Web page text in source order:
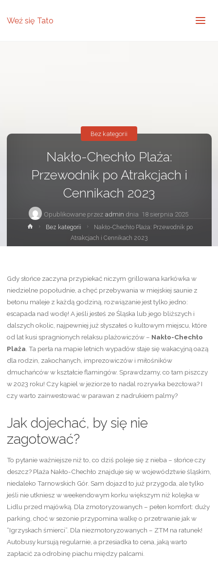
Weź się Tato
Nakło-Chechło Plaża:
Przewodnik po Atrakcjach i
Cennikach 2023
Opublikowane przez admin dnia 18 sierpnia 2025
Bez kategorii
StronaBez kategorii
Nakło-Chechło Plaża: Przewodnik po
Atrakcjach i Cennikach 2023
Gdy słońce zaczyna przypiekać niczym grillowana karkówka w
niedzielne popołudnie, a chęć przebywania w miejskiej saunie z
betonu maleje z każdą godziną, rozwiązanie jest tylko jedno:
escapada nad wodę! A jeśli jesteś ze Śląska lub jego bliższych i
dalszych okolic, najpewniej już słyszałeś o kultowym miejscu, które
od lat kusi spragnionych relaksu plażowiczów – Nakło-Chechło
Plaża . Ta perła na mapie letnich wypadów staje się wakacyjną oazą
dla rodzin, zakochanych, imprezowiczów i miłośników
dmuchańców w kształcie flamingów. Sprawdzamy, co tam piszczy
w 2023 roku! Czy kąpiel w jeziorze to nadal rozrywka bezcłowa? I
czy warto zainwestować w parawan z nadrukiem palmy?
Jak dojechać, by się nie
zagotować?
To pytanie ważniejsze niż to, co dziś poleje się z nieba – słońce czy
deszcz? Plaża Nakło-Chechło znajduje się w województwie śląskim,
niedaleko Tarnowskich Gór. Sam dojazd to już przygoda, ale tylko
jeśli nie utkniesz w weekendowym korku większym niż kolejka w
Lidlu przed majówką. Dla zmotoryzowanych – pełen komfort: duży
parking, choć w sezonie przypomina walkę o przetrwanie jak w
“Igrzyskach śmierci”. Dla niezmotoryzowanych – ZTM na ratunek!
Autobusy kursują regularnie, a przesiadka to cena, jaką warto
zapłacić za odrobinę piachu między palcami.